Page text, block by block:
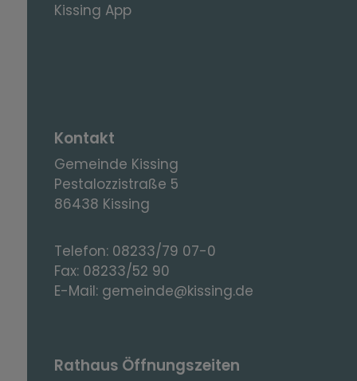
Kissing App
Kontakt
Gemeinde Kissing
Pestalozzistraße 5
86438 Kissing
Telefon: 08233/79 07-0
Fax: 08233/52 90
E-Mail: gemeinde@kissing.de
Rathaus Öffnungszeiten